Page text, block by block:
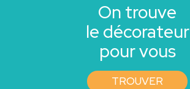
On trouve
le décorateur
pour vous
TROUVER